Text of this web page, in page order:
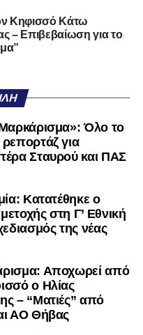
Google Newsγια να
στην Ελλάδα και τον
Κηφισσό Κάτω
– Επιβεβαίωση για το
Όλο το
για
Σταυρού και ΠΑΣ
Κατατέθηκε ο
στη Γ’ Εθνική
της νέας
Αποχωρεί από
ο Ηλίας
– “Ματιές” από
ΑΟ Θήβας